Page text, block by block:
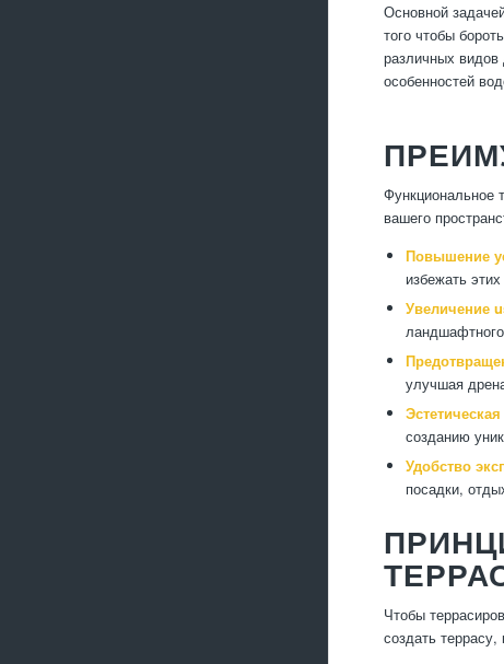
Основной
того чтобы
различных видов
особенностей
Функциональное
вашего
Повышение
избежать
Увеличение
улучшая
созданию
Удобство
посадки,
Чтобы
создать